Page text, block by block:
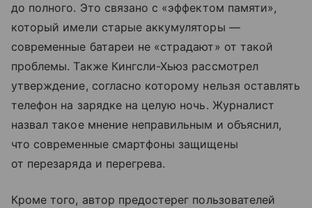
до полного. Это связано с «эффектом памяти»,
который имели старые аккумуляторы —
современные батареи не «страдают» от такой
проблемы. Также Кингсли-Хьюз рассмотрел
утверждение, согласно которому нельзя оставлять
телефон на зарядке на целую ночь. Журналист
назвал такое мнение неправильным и объяснил,
что современные смартфоны защищены
от перезаряда и перегрева.
Кроме того, автор предостерег пользователей